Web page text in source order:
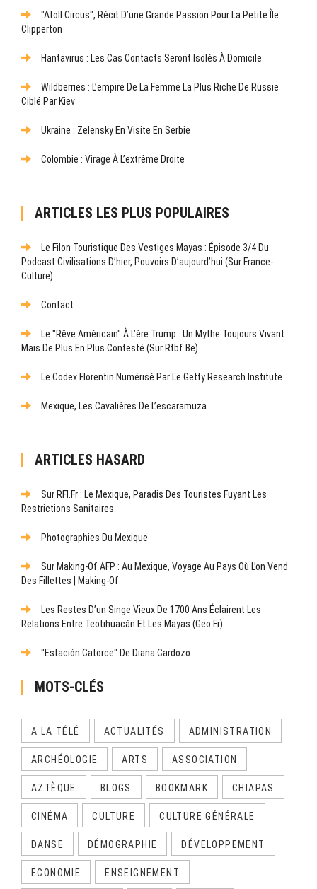
"Atoll Circus", Récit D’une Grande Passion Pour La Petite Île
Clipperton
Hantavirus : Les Cas Contacts Seront Isolés À Domicile
Wildberries : L’empire De La Femme La Plus Riche De Russie
Ciblé Par Kiev
Ukraine : Zelensky En Visite En Serbie
Colombie : Virage À L’extrême Droite
ARTICLES LES PLUS POPULAIRES
Le Filon Touristique Des Vestiges Mayas : Épisode 3/4 Du
Podcast Civilisations D’hier, Pouvoirs D’aujourd’hui (sur France-
Culture)
Contact
Le "rêve Américain" À L’ère Trump : Un Mythe Toujours Vivant
Mais De Plus En Plus Contesté (sur Rtbf.be)
Le Codex Florentin Numérisé Par Le Getty Research Institute
Mexique, Les Cavalières De L’escaramuza
ARTICLES HASARD
Sur RFI.fr : Le Mexique, Paradis Des Touristes Fuyant Les
Restrictions Sanitaires
Photographies Du Mexique
Sur Making-Of AFP : Au Mexique, Voyage Au Pays Où L’on Vend
Des Fillettes | Making-Of
Les Restes D’un Singe Vieux De 1700 Ans Éclairent Les
Relations Entre Teotihuacán Et Les Mayas (Geo.fr)
"Estación Catorce" De Diana Cardozo
MOTS-CLÉS
A LA TÉLÉ ACTUALITÉS ADMINISTRATION
ARCHÉOLOGIE ARTS ASSOCIATION
AZTÈQUE BLOGS BOOKMARK CHIAPAS
CINÉMA CULTURE CULTURE GÉNÉRALE
DANSE DÉMOGRAPHIE DÉVELOPPEMENT
ECONOMIE ENSEIGNEMENT